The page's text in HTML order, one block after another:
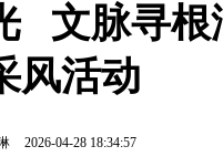
文脉寻
风活动
2026-04-28 18:34:57